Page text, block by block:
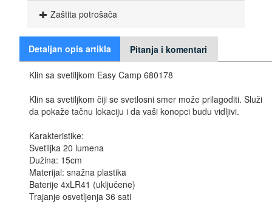
Zaštita potrošača
Detaljan opis artikla Pitanja i komentari
Klin sa svetiljkom Easy Camp 680178
Klin sa svetiljkom čiji se svetlosni smer može prilagoditi. Služi
da pokaže tačnu lokaciju i da vaši konopci budu vidljivi.
Karakteristike:
Svetiljka 20 lumena
Dužina: 15cm
Materijal: snažna plastika
Baterije 4xLR41 (uključene)
Trajanje osvetljenja 36 sati